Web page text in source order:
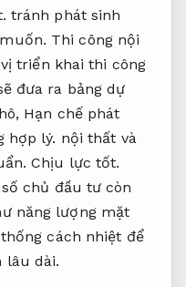
tránh phát sinh
Thi công nội
triển khai thi công
đưa ra bảng dự
Hạn chế phát
hợp lý. nội thất và
Chịu lực tốt.
chủ đầu tư còn
năng lượng mặt
cách nhiệt để
lâu dài.